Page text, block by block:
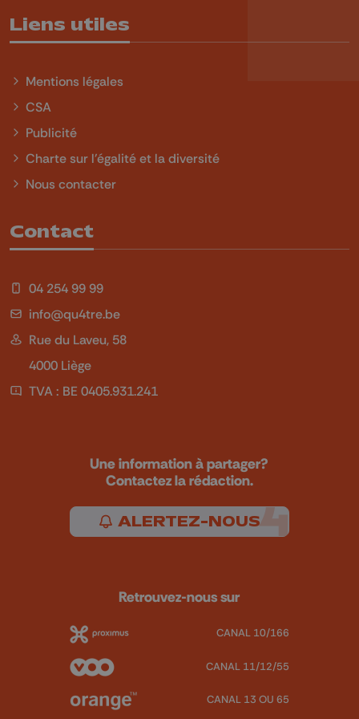
Liens utiles
Mentions légales
CSA
Publicité
Charte sur l'égalité et la diversité
Nous contacter
Contact
04 254 99 99
info@qu4tre.be
Rue du Laveu, 58
4000 Liège
TVA : BE 0405.931.241
Une information à partager?
Contactez la rédaction.
ALERTEZ-NOUS
Retrouvez-nous sur
CANAL 10/166
CANAL 11/12/55
CANAL 13 OU 65